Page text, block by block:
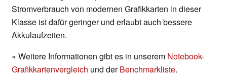
Stromverbrauch von modernen Grafikkarten in dieser
Klasse ist dafür geringer und erlaubt auch bessere
Akkulaufzeiten.
» Weitere Informationen gibt es in unserem Notebook-
Grafikkartenvergleich und derBenchmarkliste.